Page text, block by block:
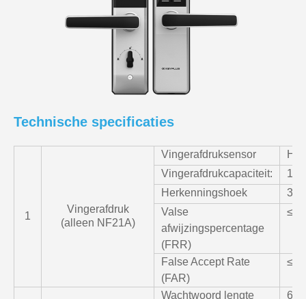
Technische specificaties
1
Vingerafdruk
(alleen NF21A)
Vingerafdruksensor
Vingerafdrukcapaciteit:
Herkenningshoek
Valse
afwijzingspercentage
(FRR)
False Accept Rate
(FAR)
Wachtwoord lengte 6-8